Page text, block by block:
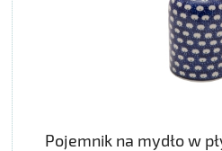
Pojemnik na mydło w